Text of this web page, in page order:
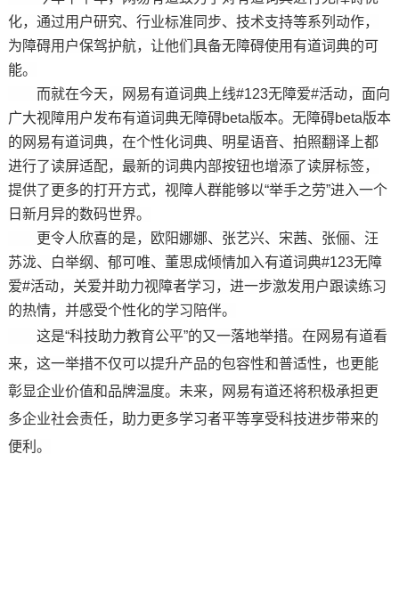
化，通过用户研究、行业标准同步、技术支持等系列动作，
为障碍用户保驾护航，让他们具备无障碍使用有道词典的可
能。
而就在今天，网易有道词典上线#123无障爱#活动，面向
广大视障用户发布有道词典无障碍beta版本。无障碍beta版本
的网易有道词典，在个性化词典、明星语音、拍照翻译上都
进行了读屏适配，最新的词典内部按钮也增添了读屏标签，
提供了更多的打开方式，视障人群能够以“举手之劳”进入一个
日新月异的数码世界。
更令人欣喜的是，欧阳娜娜、张艺兴、宋茜、张俪、汪
苏泷、白举纲、郁可唯、董思成倾情加入有道词典#123无障
爱#活动，关爱并助力视障者学习，进一步激发用户跟读练习
的热情，并感受个性化的学习陪伴。
这是“科技助力教育公平”的又一落地举措。在网易有道看
来，这一举措不仅可以提升产品的包容性和普适性，也更能
彰显企业价值和品牌温度。未来，网易有道还将积极承担更
多企业社会责任，助力更多学习者平等享受科技进步带来的
便利。